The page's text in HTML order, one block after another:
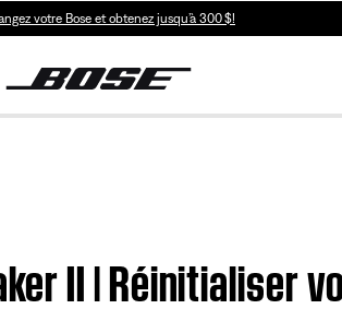
votre Bose et obtenez jusqu’à 300 $!
II | Réinitialiser